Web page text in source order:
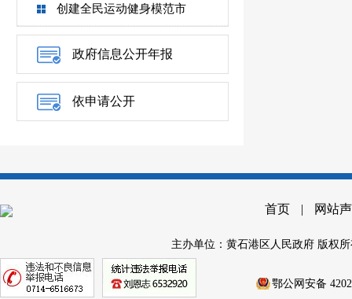
创建全民运动健身模范市
政府信息公开年报
依申请公开
首页 | 网站
主办单位：黄石港区人民政府 版权
鄂公网安备